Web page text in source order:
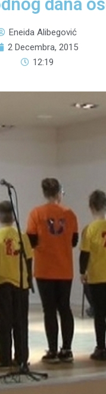
dana
Eneida Alibegović
2 Decembra, 2015
12:19